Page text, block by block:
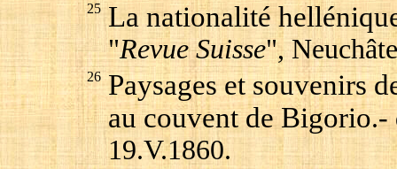
25 La nationalité
"Revue Suisse",
26 Paysages et souvenirs
au couvent de Bigorio.-
19.V.1860.